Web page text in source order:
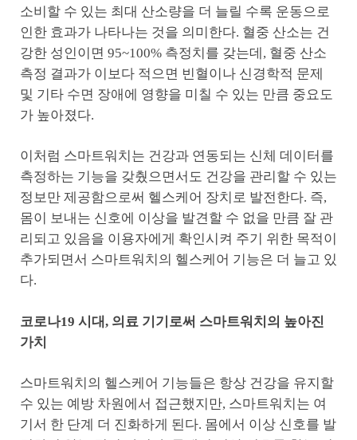
소비할 수 있는 최대 산소량을 더 늘릴 수록 운동으로
인한 효과가 나타나는 것을 의미한다. 혈중 산소는 건
강한 성인이면 95~100% 측정치를 갖는데, 혈중 산소
측정 결과가 이보다 적으면 빈혈이나 신경학적 문제
및 기타 수면 장애에 영향을 미칠 수 있는 만큼 중요도
가 높아졌다.
이처럼 스마트워치는 건강과 연동되는 신체 데이터를
측정하는 기능을 갖췄으면서도 건강을 관리할 수 있는
정보만 제공함으로써 헬스케어 장치로 발전한다. 즉,
몸이 보내는 신호에 이상을 발견할 수 없을 만큼 잘 관
리되고 있음을 이용자에게 확인시켜 주기 위한 목적이
추가되면서 스마트워치의 헬스케어 기능은 더 늘고 있
다.
코로나19 시대, 의료 기기로써 스마트워치의 높아진
가치
스마트워치의 헬스케어 기능들은 항상 건강을 유지할
수 있는 예방 차원에서 접근했지만, 스마트워치는 여
기서 한 단계 더 진화하게 된다. 몸에서 이상 신호를 발